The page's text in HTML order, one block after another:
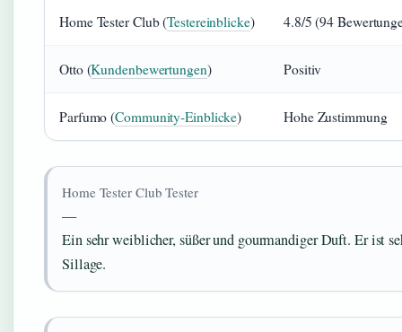
Home Tester Club (Testereinblicke) 4.8/5 (94
Otto (Kundenbewertungen) Positiv
Parfumo (Community-Einblicke) Hohe Zustimmung
Home Tester Club Tester
—
Ein sehr weiblicher, süßer und gourmandiger Duft. Er ist
Sillage.